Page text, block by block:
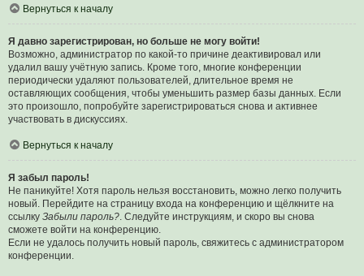
Вернуться к началу
Я давно зарегистрирован, но больше не могу войти!
Возможно, администратор по какой-то причине деактивировал или
удалил вашу учётную запись. Кроме того, многие конференции
периодически удаляют пользователей, длительное время не
оставляющих сообщения, чтобы уменьшить размер базы данных. Если
это произошло, попробуйте зарегистрироваться снова и активнее
участвовать в дискуссиях.
Вернуться к началу
Я забыл пароль!
Не паникуйте! Хотя пароль нельзя восстановить, можно легко получить
новый. Перейдите на страницу входа на конференцию и щёлкните на
ссылку Забыли пароль?. Следуйте инструкциям, и скоро вы снова
сможете войти на конференцию.
Если не удалось получить новый пароль, свяжитесь с администратором
конференции.